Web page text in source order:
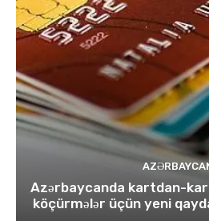
Azərbaycanda kartdan-
köçürmələr üçün yeni